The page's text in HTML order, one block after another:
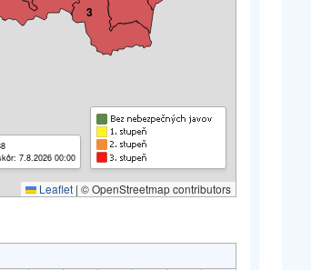
7.8.2026 00:00
3
Leaflet | © OpenStreetmap contributors